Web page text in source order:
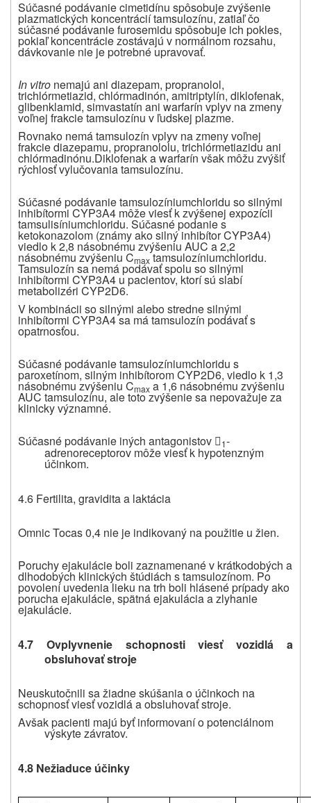
Súčasné podávanie cimetidínu spôsobuje zvýšenie
plazmatických koncentrácií tamsulozínu, zatiaľ čo
súčasné podávanie furosemidu spôsobuje ich pokles,
pokiaľ koncentrácie zostávajú v normálnom rozsahu,
dávkovanie nie je potrebné upravovať.
In vitro nemajú ani diazepam, propranolol,
trichlórmetiazid, chlórmadinón, amitriptylín, diklofenak,
glibenklamid, simvastatín ani warfarín vplyv na zmeny
voľnej frakcie tamsulozínu v ľudskej plazme.
Rovnako nemá tamsulozín vplyv na zmeny voľnej
frakcie diazepamu, propranololu, trichlórmetiazidu ani
chlórmadinónu.Diklofenak a warfarín však môžu zvýšiť
rýchlosť vylučovania tamsulozínu.
Súčasné podávanie tamsulozíniumchloridu so silnými
inhibítormi CYP3A4 môže viesť k zvýšenej expozícii
tamsulisíniumchloridu. Súčasné podanie s
ketokonazolom (známy ako silný inhibítor CYP3A4)
viedlo k 2,8 násobnému zvýšeniu AUC a 2,2
násobnému zvýšeniu Cmaxtamsulozíniumchloridu.
Tamsulozín sa nemá podávať spolu so silnými
inhibítormi CYP3A4 u pacientov, ktorí sú slabí
metabolizéri CYP2D6.
V kombinácii so silnými alebo stredne silnými
inhibítormi CYP3A4 sa má tamsulozín podávať s
opatrnosťou.
Súčasné podávanie tamsulozíniumchloridu s
paroxetínom, silným inhibítorom CYP2D6, viedlo k 1,3
násobnému zvýšeniu Cmax a 1,6 násobnému zvýšeniu
AUC tamsulozínu, ale toto zvýšenie sa nepovažuje za
klinicky významné.
Súčasné podávanie iných antagonistov 1-
adrenoreceptorov môže viesť k hypotenzným
účinkom.
4.6 Fertilita, gravidita a laktácia
Omnic Tocas 0,4 nie je indikovaný na použitie u žien.
Poruchy ejakulácie boli zaznamenané v krátkodobých a
dlhodobých klinických štúdiách s tamsulozínom. Po
povolení uvedenia lieku na trh boli hlásené prípady ako
porucha ejakulácie, spätná ejakulácia a zlyhanie
ejakulácie.
4.7 Ovplyvnenie schopnosti viesť vozidlá a
obsluhovať stroje
Neuskutočnili sa žiadne skúšania o účinkoch na
schopnosť viesť vozidlá a obsluhovať stroje.
Avšak pacienti majú byť informovaní o potenciálnom
výskyte závratov.
4.8 Nežiaduce účinky